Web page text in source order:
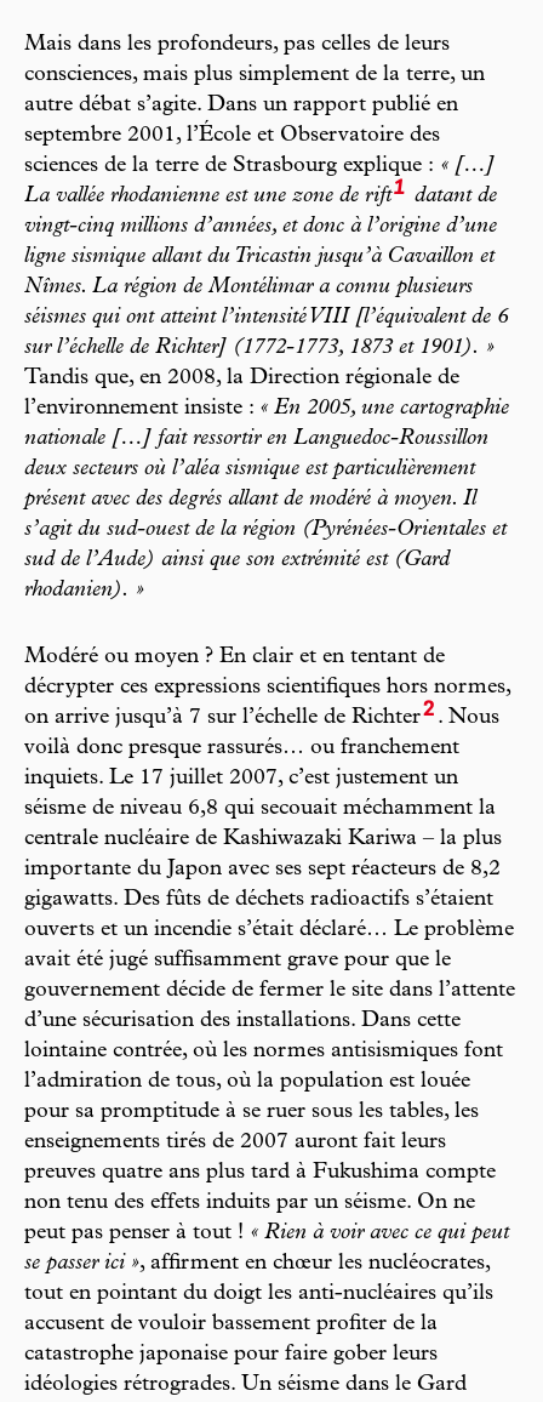
Mais dans les profondeurs, pas celles de leurs
consciences, mais plus simplement de la terre, un
autre débat s’agite. Dans un rapport publié en
septembre 2001, l’École et Observatoire des
sciences de la terre de Strasbourg explique : « […]
La vallée rhodanienne est une zone de rift1 datant de
vingt-cinq millions d’années, et donc à l’origine d’une
ligne sismique allant du Tricastin jusqu’à Cavaillon et
Nîmes. La région de Montélimar a connu plusieurs
séismes qui ont atteint l’intensité VIII [l’équivalent de 6
sur l’échelle de Richter] (1772-1773, 1873 et 1901). »
Tandis que, en 2008, la Direction régionale de
l’environnement insiste : « En 2005, une cartographie
nationale […] fait ressortir en Languedoc-Roussillon
deux secteurs où l’aléa sismique est particulièrement
présent avec des degrés allant de modéré à moyen. Il
s’agit du sud-ouest de la région (Pyrénées-Orientales et
sud de l’Aude) ainsi que son extrémité est (Gard
rhodanien). »
Modéré ou moyen ? En clair et en tentant de
décrypter ces expressions scientifiques hors normes,
on arrive jusqu’à 7 sur l’échelle de Richter2 . Nous
voilà donc presque rassurés… ou franchement
inquiets. Le 17 juillet 2007, c’est justement un
séisme de niveau 6,8 qui secouait méchamment la
centrale nucléaire de Kashiwazaki Kariwa – la plus
importante du Japon avec ses sept réacteurs de 8,2
gigawatts. Des fûts de déchets radioactifs s’étaient
ouverts et un incendie s’était déclaré… Le problème
avait été jugé suffisamment grave pour que le
gouvernement décide de fermer le site dans l’attente
d’une sécurisation des installations. Dans cette
lointaine contrée, où les normes antisismiques font
l’admiration de tous, où la population est louée
pour sa promptitude à se ruer sous les tables, les
enseignements tirés de 2007 auront fait leurs
preuves quatre ans plus tard à Fukushima compte
non tenu des effets induits par un séisme. On ne
peut pas penser à tout ! « Rien à voir avec ce qui peut
se passer ici », affirment en chœur les nucléocrates,
tout en pointant du doigt les anti-nucléaires qu’ils
accusent de vouloir bassement profiter de la
catastrophe japonaise pour faire gober leurs
idéologies rétrogrades. Un séisme dans le Gard